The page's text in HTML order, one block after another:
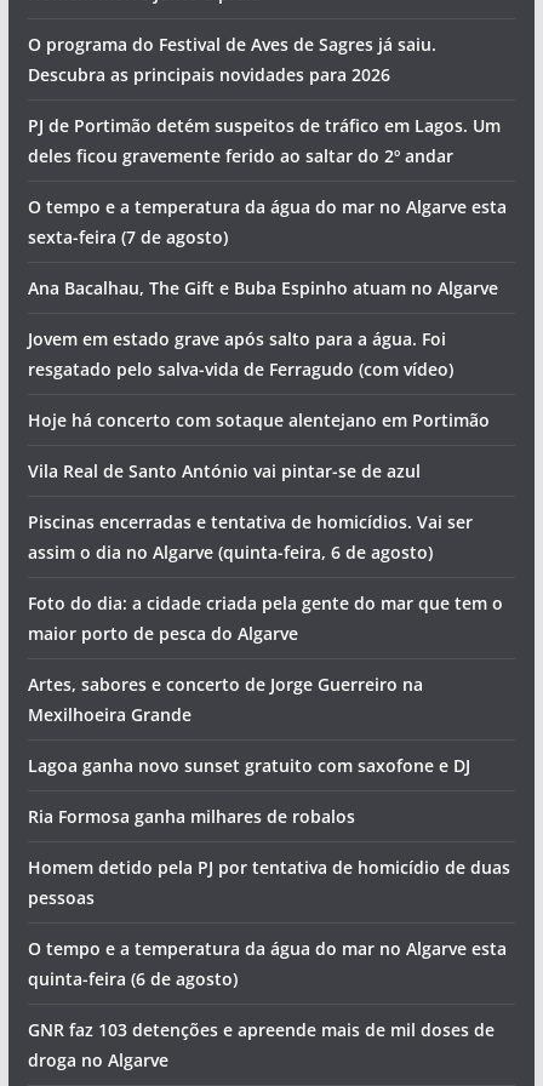
O programa do Festival de Aves de Sagres já saiu.
Descubra as principais novidades para 2026
PJ de Portimão detém suspeitos de tráfico em Lagos. Um
deles ficou gravemente ferido ao saltar do 2º andar
O tempo e a temperatura da água do mar no Algarve esta
sexta-feira (7 de agosto)
Ana Bacalhau, The Gift e Buba Espinho atuam no Algarve
Jovem em estado grave após salto para a água. Foi
resgatado pelo salva-vida de Ferragudo (com vídeo)
Hoje há concerto com sotaque alentejano em Portimão
Vila Real de Santo António vai pintar-se de azul
Piscinas encerradas e tentativa de homicídios. Vai ser
assim o dia no Algarve (quinta-feira, 6 de agosto)
Foto do dia: a cidade criada pela gente do mar que tem o
maior porto de pesca do Algarve
Artes, sabores e concerto de Jorge Guerreiro na
Mexilhoeira Grande
Lagoa ganha novo sunset gratuito com saxofone e DJ
Ria Formosa ganha milhares de robalos
Homem detido pela PJ por tentativa de homicídio de duas
pessoas
O tempo e a temperatura da água do mar no Algarve esta
quinta-feira (6 de agosto)
GNR faz 103 detenções e apreende mais de mil doses de
droga no Algarve